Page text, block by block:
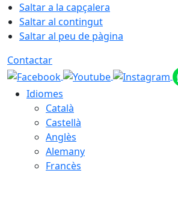
Saltar a la capçalera
Saltar al contingut
Saltar al peu de pàgina
Contactar
Idiomes
Català
Castellà
Anglès
Alemany
Francès